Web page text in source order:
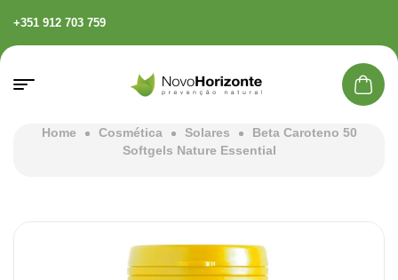
+351 912 703 759
Home Cosmética Solares
Beta Caroteno 50
Softgels Nature Essential